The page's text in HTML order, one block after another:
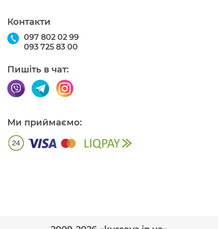
Контакти
097 802 02 99
093 725 83 00
Пишіть в чат:
Ми приймаємо: